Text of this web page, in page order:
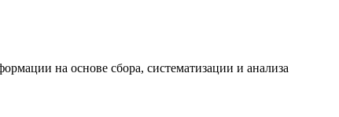
на основе сбора, систематизации и анализа